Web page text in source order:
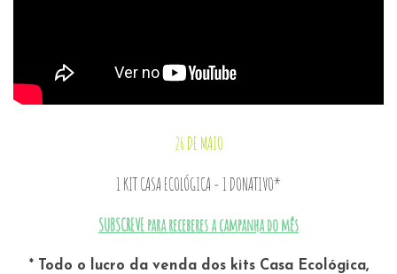
26 DE MAIO
1 KIT CASA ECOLÓGICA = 1 DONATIVO*
SUBSCREVE para receberes a campanha do mês
* Todo o lucro da venda dos kits Casa Ecológica,